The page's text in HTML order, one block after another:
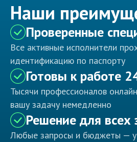
Наши
Проверенные
Все активные исполнители
идентификацию по паспорту
Готовы к работе
Тысячи профессионалов
вашу задачу немедленно
Решение для всех
Любые запросы и бюджеты — у